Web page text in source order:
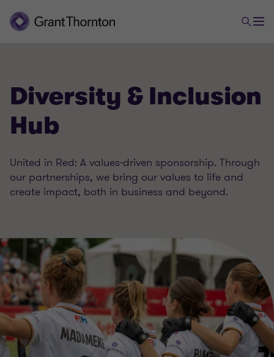
Diversity & Inclusion
Hub
United in Red: A values-driven sponsorship. Through
our partnerships, we bring our values to life and
create impact, both in business and beyond.